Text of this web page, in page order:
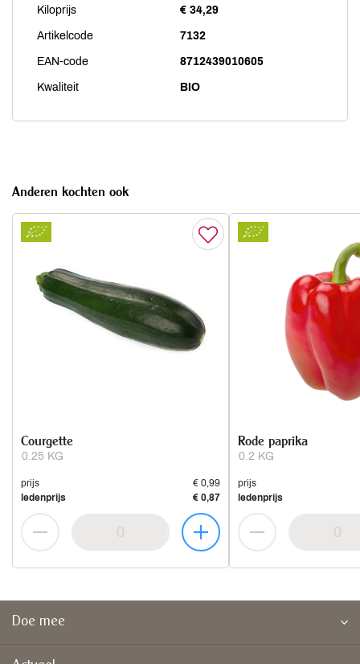
Kiloprijs € 34,29
Artikelcode 7132
EAN-code 8712439010605
Kwaliteit BIO
Anderen kochten ook
0.25 KG
Courgette
prijs
€ 0,99
ledenprijs
€ 0,87
0.2 KG
Rode paprika
prijs
ledenprijs
Doe mee